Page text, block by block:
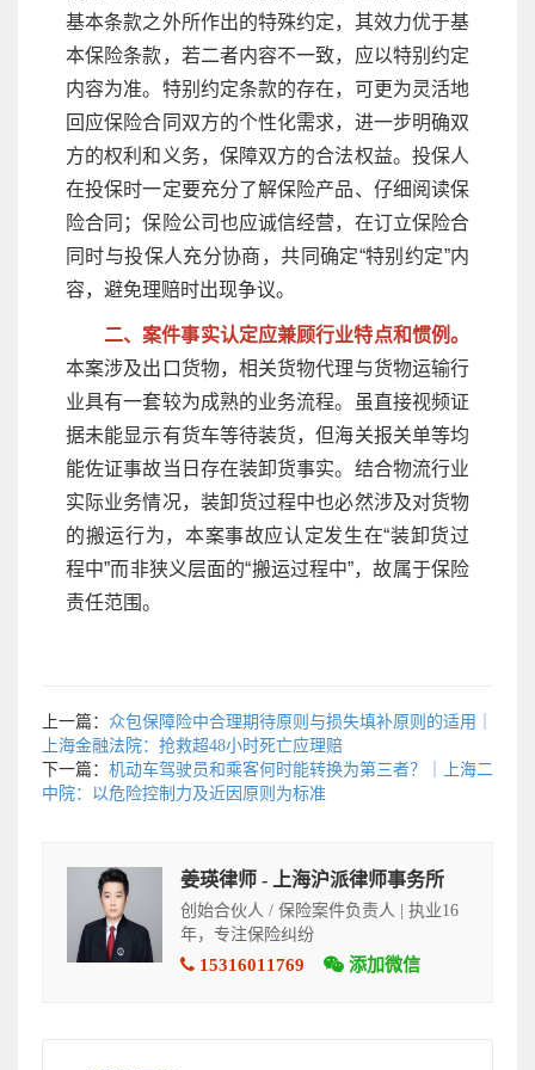
基本条款之外所作出的特殊约定，其效力优于基
本保险条款，若二者内容不一致，应以特别约定
内容为准。特别约定条款的存在，可更为灵活地
回应保险合同双方的个性化需求，进一步明确双
方的权利和义务，保障双方的合法权益。投保人
在投保时一定要充分了解保险产品、仔细阅读保
险合同；保险公司也应诚信经营，在订立保险合
同时与投保人充分协商，共同确定“特别约定”内
容，避免理赔时出现争议。
二、案件事实认定应兼顾行业特点和惯例。
本案涉及出口货物，相关货物代理与货物运输行
业具有一套较为成熟的业务流程。虽直接视频证
据未能显示有货车等待装货，但海关报关单等均
能佐证事故当日存在装卸货事实。结合物流行业
实际业务情况，装卸货过程中也必然涉及对货物
的搬运行为，本案事故应认定发生在“装卸货过
程中”而非狭义层面的“搬运过程中”，故属于保险
责任范围。
上一篇： 众包保障险中合理期待原则与损失填补原则的适用｜
上海金融法院：抢救超48小时死亡应理赔
下一篇： 机动车驾驶员和乘客何时能转换为第三者？｜上海二
中院：以危险控制力及近因原则为标准
姜瑛律师 - 上海沪派律师事务所
创始合伙人 / 保险案件负责人 | 执业16
年，专注保险纠纷
15316011769 添加微信